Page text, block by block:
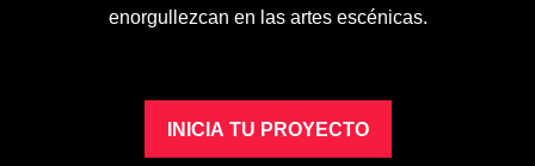
enorgullezcan en las artes escénicas.
INICIA TU PROYECTO